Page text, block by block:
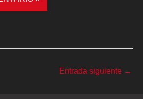
Entrada siguiente →